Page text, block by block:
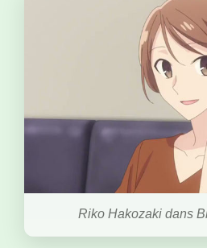
Riko Hakozaki dans